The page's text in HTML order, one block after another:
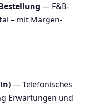
— F&B-
– mit Margen-
— Telefonisches
Erwartungen und